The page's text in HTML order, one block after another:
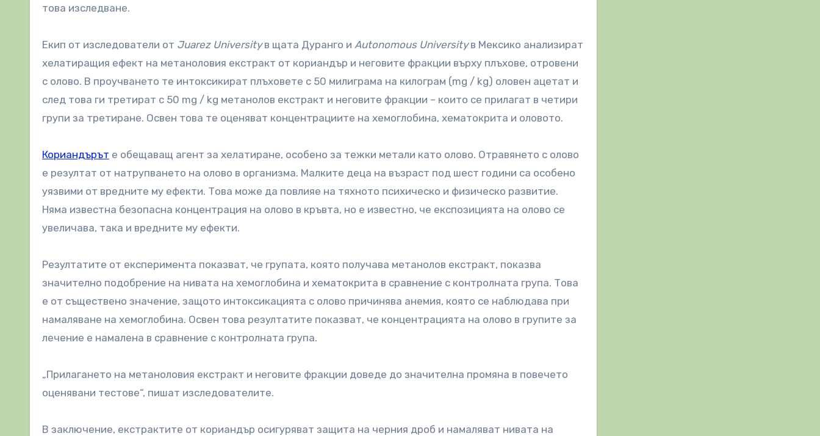
това изследване.
Екип от изследователи от Juarez Universityв щата Дуранго и Autonomous Universityв Мексико анализират
хелатиращия ефект на метаноловия екстракт от кориандър и неговите фракции върху плъхове, отровени
с олово. В проучването те интоксикират плъховете с 50 милиграма на килограм (mg / kg) оловен ацетат и
след това ги третират с 50 mg / kg метанолов екстракт и неговите фракции – които се прилагат в четири
групи за третиране. Освен това те оценяват концентрациите на хемоглобина, хематокрита и оловото.
Кориандърът е обещаващ агент за хелатиране, особено за тежки метали като олово. Отравянето с олово
е резултат от натрупването на олово в организма. Малките деца на възраст под шест години са особено
уязвими от вредните му ефекти. Това може да повлияе на тяхното психическо и физическо развитие.
Няма известна безопасна концентрация на олово в кръвта, но е известно, че експозицията на олово се
увеличава, така и вредните му ефекти.
Резултатите от експеримента показват, че групата, която получава метанолов екстракт, показва
значително подобрение на нивата на хемоглобина и хематокрита в сравнение с контролната група. Това
е от съществено значение, защото интоксикацията с олово причинява анемия, която се наблюдава при
намаляване на хемоглобина. Освен това резултатите показват, че концентрацията на олово в групите за
лечение е намалена в сравнение с контролната група.
„Прилагането на метаноловия екстракт и неговите фракции доведе до значителна промяна в повечето
оценявани тестове“, пишат изследователите.
В заключение, екстрактите от кориандър осигуряват защита на черния дроб и намаляват нивата на